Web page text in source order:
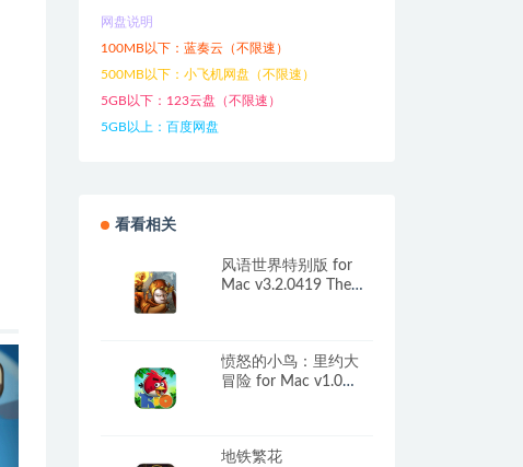
网盘说明
100MB以下：蓝奏云（不限速）
500MB以下：小飞机网盘（不限速）
5GB以下：123云盘（不限速）
5GB以上：百度网盘
看看相关
风语世界特别版 for
Mac v3.2.0419 The
愤怒的小鸟：里约大
冒险 for Mac v1.0
地铁繁花